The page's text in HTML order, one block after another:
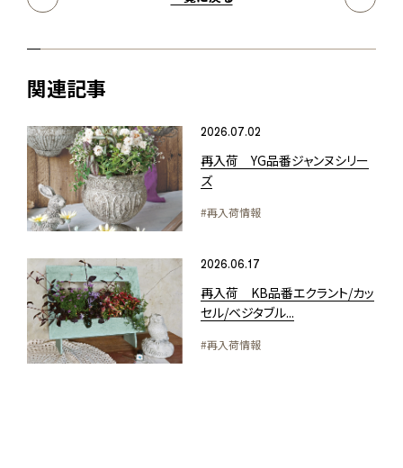
関連記事
2026.07.02
再入荷 YG品番ジャンヌシリー
ズ
#再入荷情報
2026.06.17
再入荷 KB品番エクラント/カッ
セル/ベジタブル...
#再入荷情報